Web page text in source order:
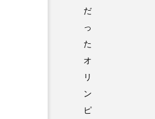
だ
っ
た
オ
リ
ン
ピ